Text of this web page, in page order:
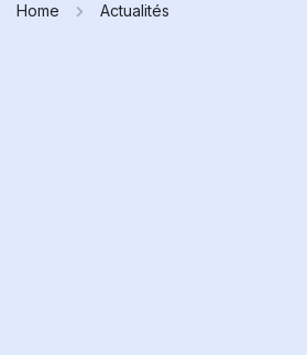
Home Actualités